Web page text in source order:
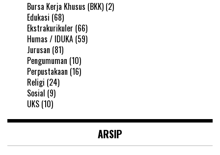
Bursa Kerja Khusus (BKK) (2)
Edukasi (68)
Ekstrakurikuler (66)
Humas / IDUKA (59)
Jurusan (81)
Pengumuman (10)
Perpustakaan (16)
Religi (24)
Sosial (9)
UKS (10)
ARSIP